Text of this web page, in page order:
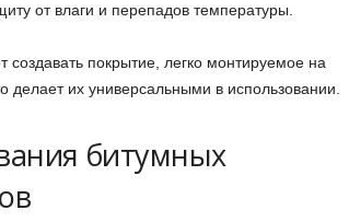
от влаги и перепадов температуры.
покрытие, легко монтируемое на
делает их универсальными в использовании.
битумных